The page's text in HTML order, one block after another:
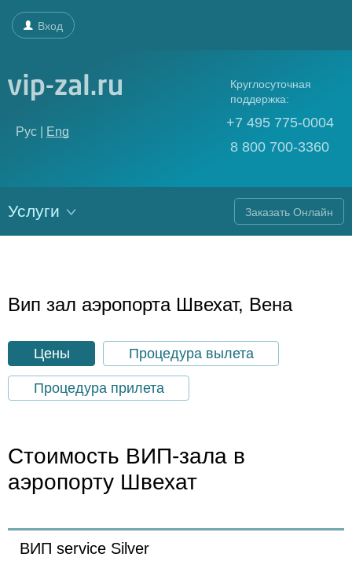
Вход
Рус | Eng
Круглосуточная
поддержка:
+7 495 775-0004
8 800 700-3360
Услуги Заказать Онлайн
Вип зал аэропорта Швехат, Вена
Цены Процедура вылета
Процедура прилета
Стоимость ВИП-зала в
аэропорту Швехат
ВИП service Silver